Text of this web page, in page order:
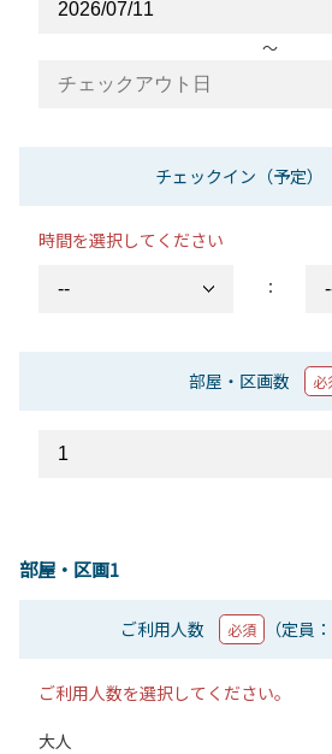
〜
チェックイン（予定）
時間を選択してください
：
部屋・区画数 必
部屋・区画1
ご利用人数 必須 （定員
ご利用人数を選択してください。
大人